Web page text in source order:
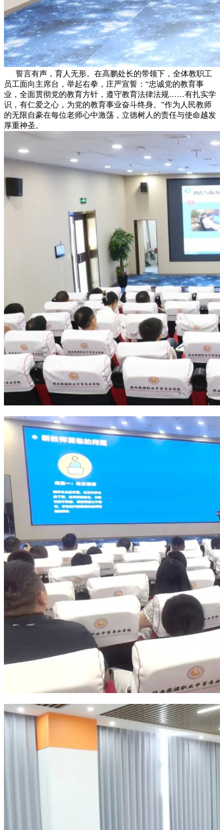
誓言有声，育人无形。在高鹏处长的带领下，全体教职工
员工面向主席台，举起右拳，庄严宣誓：“忠诚党的教育事
业，全面贯彻党的教育方针，遵守教育法律法规……有扎实学
识，有仁爱之心，为党的教育事业奋斗终身。”作为人民教师
的无限自豪在每位老师心中激荡，立德树人的责任与使命越发
厚重神圣。